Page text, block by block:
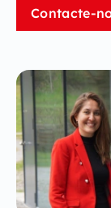
Contacte-